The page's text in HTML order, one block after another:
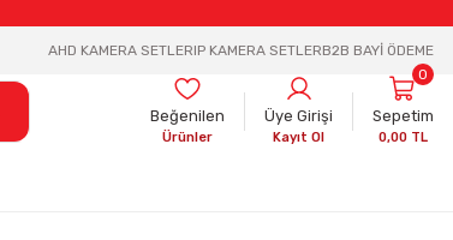
AHD KAMERA SETLERIP KAMERA SETLERB2B BAYİ ÖDEME
Beğenilen
Ürünler
Üye Girişi
Kayıt Ol
Sepetim
0,00 TL
0